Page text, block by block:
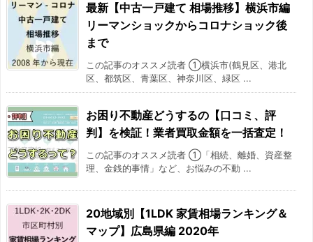
2016/11 -1.8%
2016/12
2017/01 8.1%
2017/02 10.2%
2017/03 -9.9%
2017/04 -16.7%
2017/05 -6.1%
最新【中古一戸建て 相場推移】横浜市編
リーマンショックからコロナショック後
まで
この記事のオススメ読者 ①横浜市(鶴見区、港北
区、都筑区、青葉区、神奈川区、緑区 ...
お困り不動産どうするの【口コミ、評
判】を検証！業者買取金額を一括査定！
この記事のオススメ読者 ①「相続、離婚、資産整
理、金銭的事情」など、お悩みの不動 ...
20地域別【1LDK 家賃相場ランキング＆
マップ】広島県編 2020年